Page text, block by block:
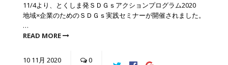
11/4より、とくしま発ＳＤＧｓアクションプログラム2020
地域×企業のためのＳＤＧｓ実践セミナーが開催されました。
…
READ MORE
10 11月 2020 0